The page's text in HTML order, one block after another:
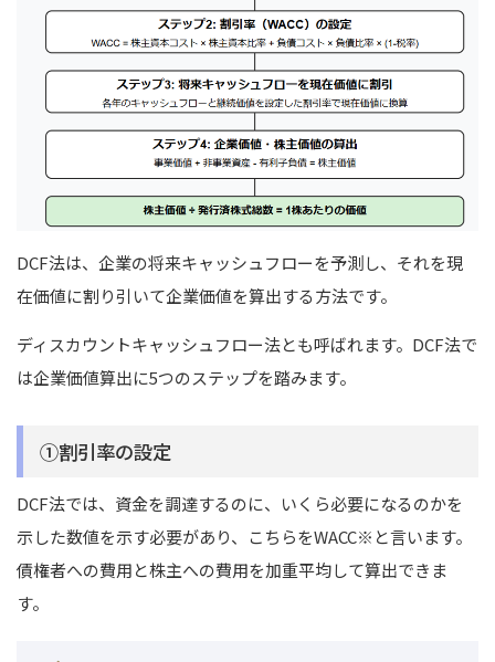
DCF法は、企業の将来キャッシュフローを予測し、それを現
在価値に割り引いて企業価値を算出する方法です。
ディスカウントキャッシュフロー法とも呼ばれます。DCF法で
は企業価値算出に5つのステップを踏みます。
①割引率の設定
DCF法では、資金を調達するのに、いくら必要になるのかを
示した数値を示す必要があり、こちらをWACC※ と言います。
債権者への費用と株主への費用を加重平均して算出できま
す。